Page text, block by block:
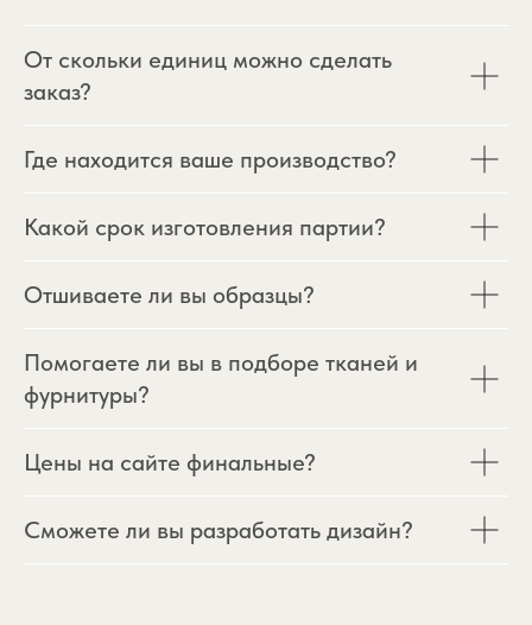
От скольки единиц можно сделать
заказ?
Где находится ваше производство?
Какой срок изготовления партии?
Отшиваете ли вы образцы?
Помогаете ли вы в подборе тканей и
фурнитуры?
Цены на сайте финальные?
Сможете ли вы разработать дизайн?